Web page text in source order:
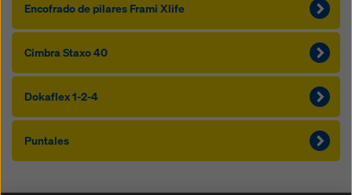
Encofrado de pilares Frami Xlife
Cimbra Staxo 40
Dokaflex 1-2-4
Puntales